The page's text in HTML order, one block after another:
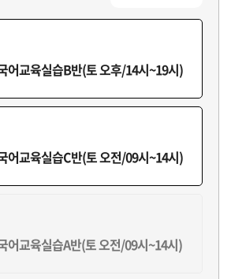
어교육실습B반(토 오후/14시~19시)
어교육실습C반(토 오전/09시~14시)
어교육실습A반(토 오전/09시~14시)